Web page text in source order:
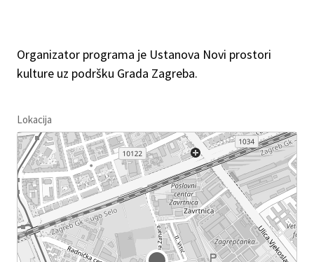
Organizator programa je Ustanova Novi prostori
kulture uz podršku Grada Zagreba.
Lokacija